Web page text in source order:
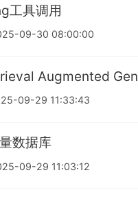
工具调用
09-30 08:00:00
Augmented
09-29 11:33:43
数据库
09-29 11:03:12